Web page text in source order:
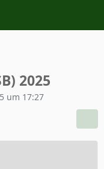
2025
um 17:27